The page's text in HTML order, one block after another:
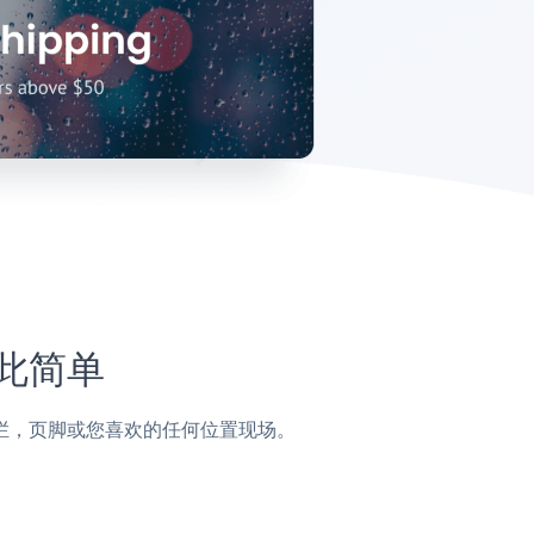
简单
页脚或您喜欢的任何位置现场。